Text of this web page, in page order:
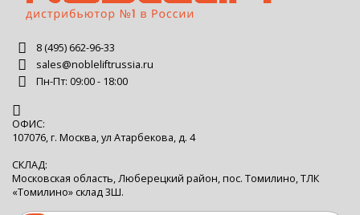
8 (495) 662-96-33
sales@nobleliftrussia.ru
Пн-Пт: 09:00 - 18:00
ОФИС:
107076, г. Москва, ул Атарбекова, д. 4
СКЛАД:
Московская область, Люберецкий район, пос. Томилино, ТЛК
«Томилино» склад 3Ш.